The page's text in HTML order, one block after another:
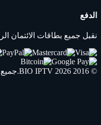
الدفع
نقبل جميع بطاقات الائتمان
© 2016 2026
BIO IPTV